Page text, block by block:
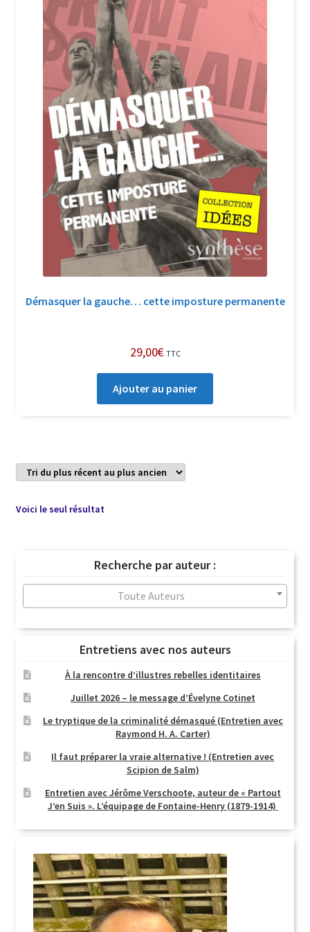
Login Customizer
Newsletter
Nous Contacter
Politique de confidentialité et cookies
Qui sommes-nous ?
Soutien à Philippe Randa
Suivi de la Commande
Démasquer la gauche… cette imposture permanente
29,00€ TTC
Ajouter au panier
Voici le seul résultat
Recherche par auteur :
Toute Auteurs
Entretiens avec nos auteurs
À la rencontre d’illustres rebelles identitaires
Juillet 2026 – le message d’Évelyne Cotinet
Le tryptique de la criminalité démasqué (Entretien avec
Raymond H. A. Carter)
Il faut préparer la vraie alternative ! (Entretien avec
Scipion de Salm)
Entretien avec Jérôme Verschoote, auteur de « Partout
J’en Suis ». L’équipage de Fontaine-Henry (1879-1914)